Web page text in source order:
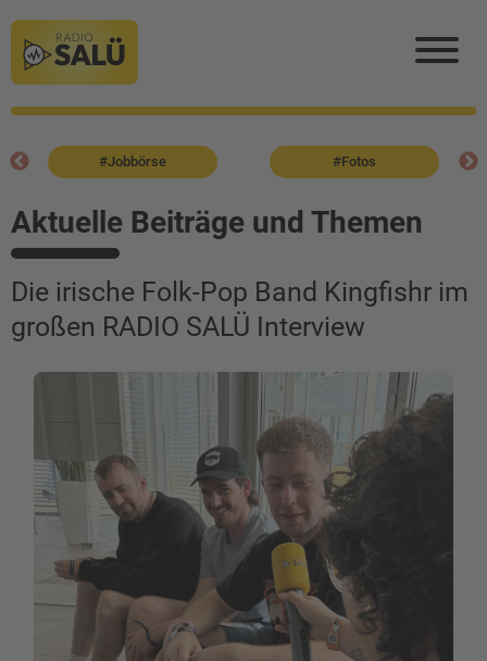
#Jobbörse #Fotos
Aktuelle Beiträge und Themen
Die irische Folk-Pop Band Kingfishr im
großen RADIO SALÜ Interview